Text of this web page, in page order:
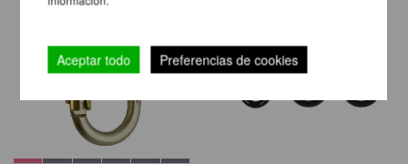
Aceptar todo Preferencias de cookies